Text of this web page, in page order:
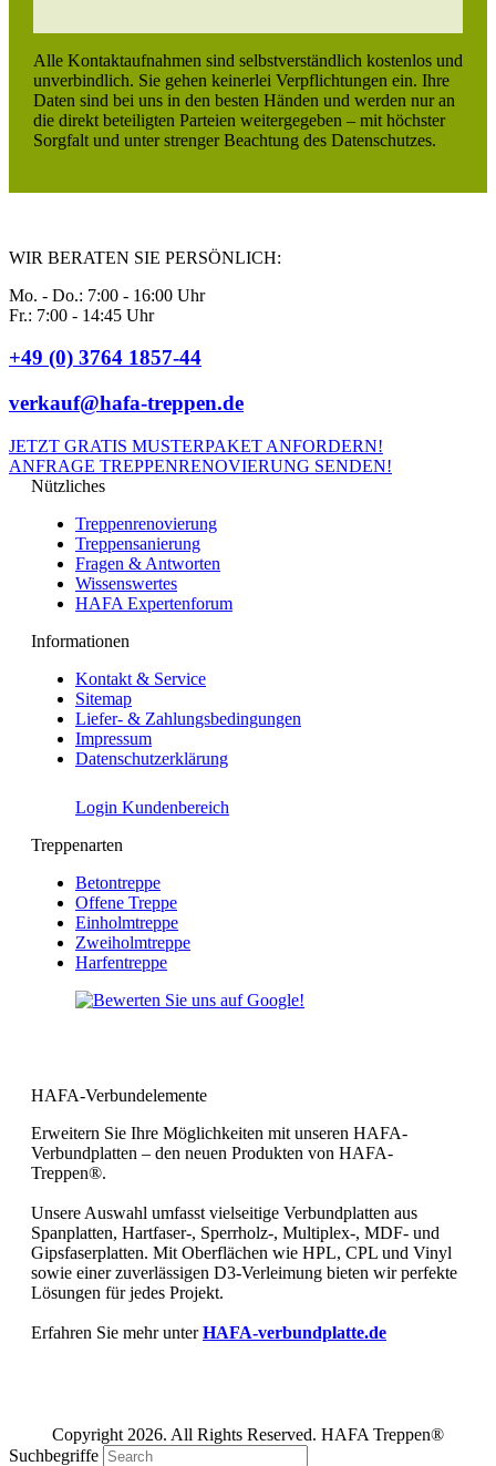
Alle Kontaktaufnahmen sind selbstverständlich kostenlos und
unverbindlich. Sie gehen keinerlei Verpflichtungen ein. Ihre
Daten sind bei uns in den besten Händen und werden nur an
die direkt beteiligten Parteien weitergegeben – mit höchster
Sorgfalt und unter strenger Beachtung des Datenschutzes.
WIR BERATEN SIE PERSÖNLICH:
Mo. - Do.: 7:00 - 16:00 Uhr
Fr.: 7:00 - 14:45 Uhr
+49 (0) 3764 1857-44
verkauf@hafa-treppen.de
JETZT GRATIS MUSTERPAKET ANFORDERN!
ANFRAGE TREPPENRENOVIERUNG SENDEN!
Nützliches
Treppenrenovierung
Treppensanierung
Fragen & Antworten
Wissenswertes
HAFA Expertenforum
Informationen
Kontakt & Service
Sitemap
Liefer- & Zahlungsbedingungen
Impressum
Datenschutzerklärung
Login Kundenbereich
Treppenarten
Betontreppe
Offene Treppe
Einholmtreppe
Zweiholmtreppe
Harfentreppe
HAFA-Verbundelemente
Erweitern Sie Ihre Möglichkeiten mit unseren HAFA-
Verbundplatten – den neuen Produkten von HAFA-
Treppen®.
Unsere Auswahl umfasst vielseitige Verbundplatten aus
Spanplatten, Hartfaser-, Sperrholz-, Multiplex-, MDF- und
Gipsfaserplatten. Mit Oberflächen wie HPL, CPL und Vinyl
sowie einer zuverlässigen D3-Verleimung bieten wir perfekte
Lösungen für jedes Projekt.
Erfahren Sie mehr unterHAFA-verbundplatte.de
Copyright 2026. All Rights Reserved. HAFA Treppen®
Suchbegriffe